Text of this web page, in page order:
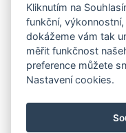
E-mail:
Mobil:
Kliknutím na
funkční,
dokážeme vám tak
měřit funkčnost
preference můžete
Nastavení cookies.